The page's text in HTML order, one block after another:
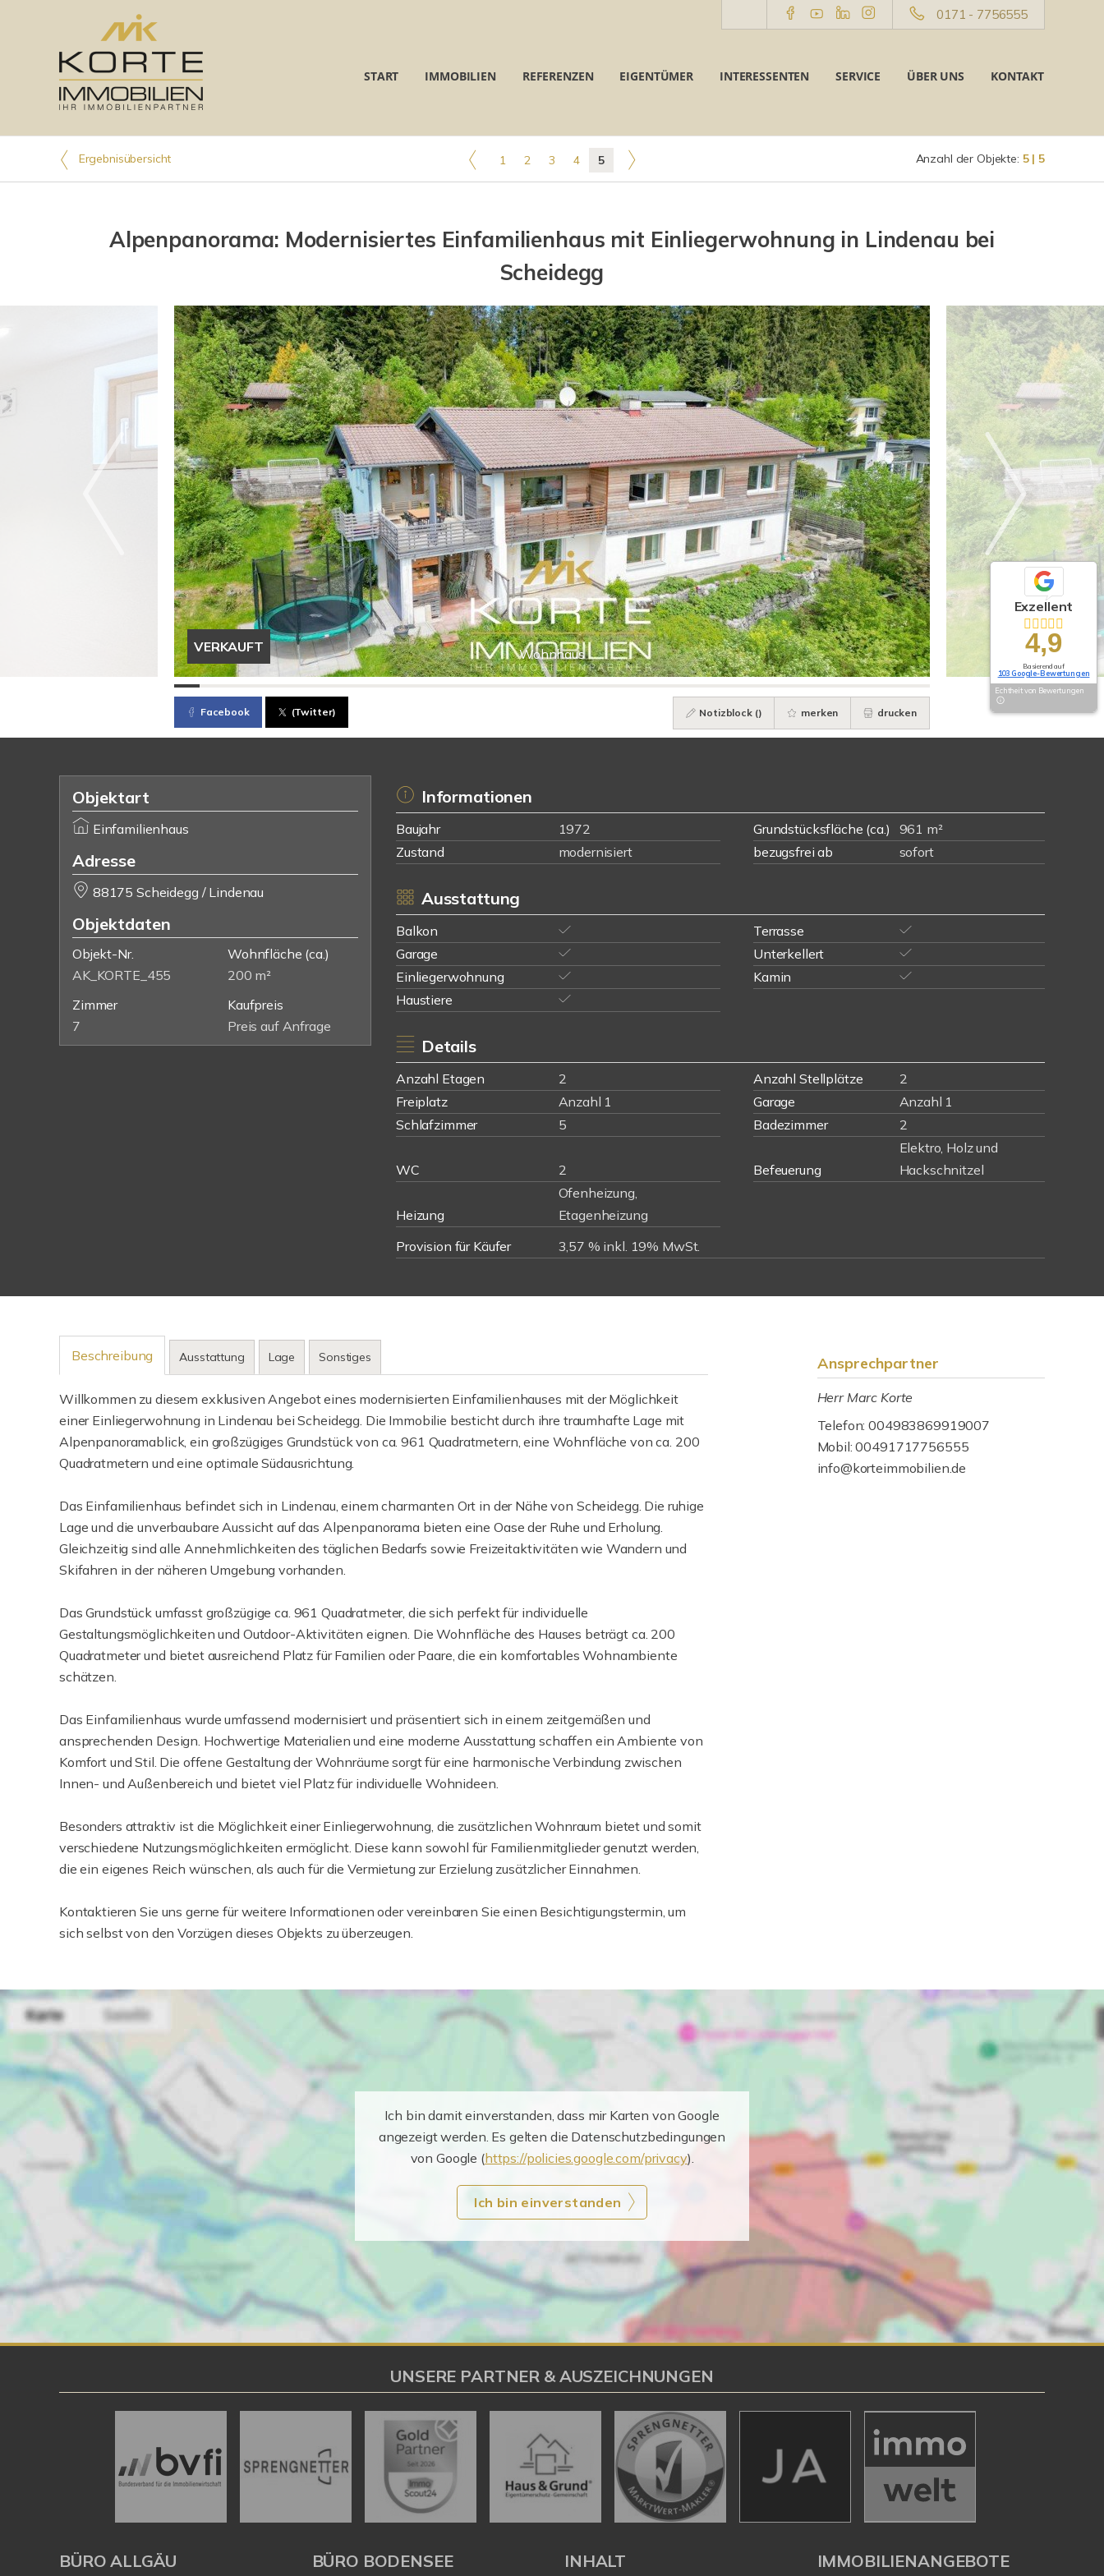
0171 - 7756555
START IMMOBILIEN REFERENZEN EIGENTÜMER INTERESSENTEN SERVICE ÜBER UNS KONTAKT
Ergebnisübersicht 1 2 3 4 5 Anzahl der Objekte: 5 | 5
Alpenpanorama: Modernisiertes Einfamilienhaus mit Einliegerwohnung in Lindenau bei
Scheidegg
Wohnhaus
VERKAUFT
Facebook (Twitter) Notizblock () merken drucken
Objektart
Einfamilienhaus
Adresse
88175 Scheidegg / Lindenau
Objektdaten
Objekt-Nr.
AK_KORTE_455
Wohnfläche (ca.)
200 m²
Zimmer
7
Kaufpreis
Preis auf Anfrage
Informationen
Baujahr 1972 Grundstücksfläche (ca.)
961 m²
Zustand
modernisiert bezugsfrei ab sofort
Ausstattung
Balkon
Terrasse
Garage
Unterkellert
Einliegerwohnung
Kamin
Haustiere
Details
Anzahl Etagen 2 Anzahl Stellplätze
2
Freiplatz
Anzahl 1 Garage
Anzahl 1
Schlafzimmer
5 Badezimmer 2
WC 2 Befeuerung
Elektro, Holz und
Hackschnitzel
Heizung
Ofenheizung,
Etagenheizung
Provision für Käufer
3,57 % inkl. 19% MwSt.
Beschreibung Ausstattung Lage Sonstiges
Willkommen zu diesem exklusiven Angebot eines modernisierten Einfamilienhauses mit der Möglichkeit
einer Einliegerwohnung in Lindenau bei Scheidegg. Die Immobilie besticht durch ihre traumhafte Lage mit
Alpenpanoramablick, ein großzügiges Grundstück von ca. 961 Quadratmetern, eine Wohnfläche von ca. 200
Quadratmetern und eine optimale Südausrichtung.
Das Einfamilienhaus befindet sich in Lindenau, einem charmanten Ort in der Nähe von Scheidegg. Die ruhige
Lage und die unverbaubare Aussicht auf das Alpenpanorama bieten eine Oase der Ruhe und Erholung.
Gleichzeitig sind alle Annehmlichkeiten des täglichen Bedarfs sowie Freizeitaktivitäten wie Wandern und
Skifahren in der näheren Umgebung vorhanden.
Das Grundstück umfasst großzügige ca. 961 Quadratmeter, die sich perfekt für individuelle
Gestaltungsmöglichkeiten und Outdoor-Aktivitäten eignen. Die Wohnfläche des Hauses beträgt ca. 200
Quadratmeter und bietet ausreichend Platz für Familien oder Paare, die ein komfortables Wohnambiente
schätzen.
Das Einfamilienhaus wurde umfassend modernisiert und präsentiert sich in einem zeitgemäßen und
ansprechenden Design. Hochwertige Materialien und eine moderne Ausstattung schaffen ein Ambiente von
Komfort und Stil. Die offene Gestaltung der Wohnräume sorgt für eine harmonische Verbindung zwischen
Innen- und Außenbereich und bietet viel Platz für individuelle Wohnideen.
Besonders attraktiv ist die Möglichkeit einer Einliegerwohnung, die zusätzlichen Wohnraum bietet und somit
verschiedene Nutzungsmöglichkeiten ermöglicht. Diese kann sowohl für Familienmitglieder genutzt werden,
die ein eigenes Reich wünschen, als auch für die Vermietung zur Erzielung zusätzlicher Einnahmen.
Kontaktieren Sie uns gerne für weitere Informationen oder vereinbaren Sie einen Besichtigungstermin, um
sich selbst von den Vorzügen dieses Objekts zu überzeugen.
Ansprechpartner
Herr Marc Korte
Telefon: 004983869919007
Mobil: 00491717756555
info@korteimmobilien.de
Ich bin damit einverstanden, dass mir Karten von Google
angezeigt werden. Es gelten die Datenschutzbedingungen
von Google (https://policies.google.com/privacy).
Ich bin einverstanden
Exzellent
4,9
Basierend auf
103 Google-Bewertungen
Echtheit von Bewertungen
UNSERE PARTNER & AUSZEICHNUNGEN
BÜRO ALLGÄU BÜRO BODENSEE INHALT IMMOBILIENANGEBOTE